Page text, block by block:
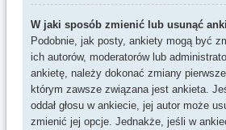
W jaki sposób zmienić lub usunąć
Podobnie, jak posty, ankiety mogą być
ich autorów, moderatorów lub
ankietę, należy dokonać zmiany
którym zawsze związana jest ankieta.
oddał głosu w ankiecie, jej autor może
zmienić jej opcje. Jednakże, jeśli w